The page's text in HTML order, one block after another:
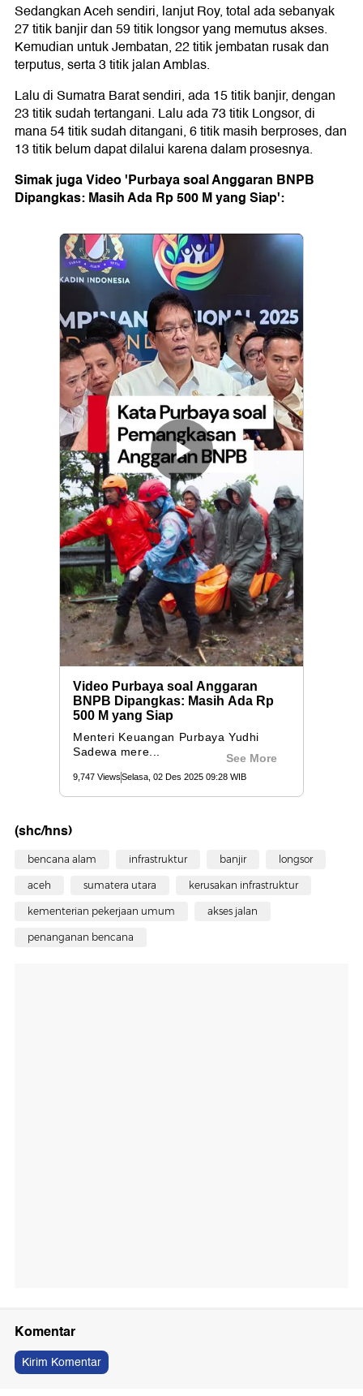
Sedangkan Aceh sendiri, lanjut Roy, total ada sebanyak
27 titik banjir dan 59 titik longsor yang memutus akses.
Kemudian untuk Jembatan, 22 titik jembatan rusak dan
terputus, serta 3 titik jalan Amblas.
Lalu di Sumatra Barat sendiri, ada 15 titik banjir, dengan
23 titik sudah tertangani. Lalu ada 73 titik Longsor, di
mana 54 titik sudah ditangani, 6 titik masih berproses, dan
13 titik belum dapat dilalui karena dalam prosesnya.
Simak juga Video 'Purbaya soal Anggaran BNPB
Dipangkas: Masih Ada Rp 500 M yang Siap':
(shc/hns)
bencana alam infrastruktur banjir longsor
aceh sumatera utara kerusakan infrastruktur
kementerian pekerjaan umum akses jalan
penanganan bencana
Komentar
Kirim Komentar